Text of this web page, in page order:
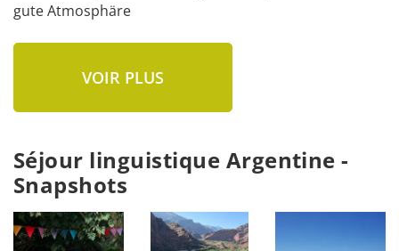
gute Atmosphäre
VOIR PLUS
Séjour linguistique Argentine -
Snapshots